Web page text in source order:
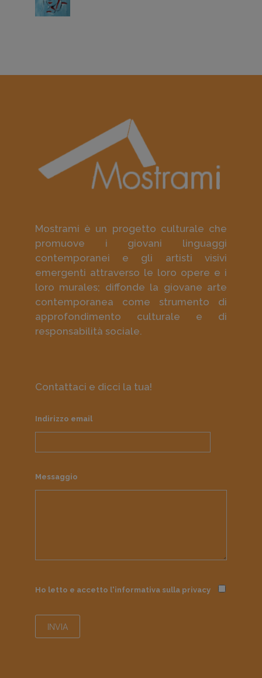
Mostrami è un progetto culturale che
promuove i giovani linguaggi
contemporanei e gli artisti visivi
emergenti attraverso le loro opere e i
loro murales; diffonde la giovane arte
contemporanea come strumento di
approfondimento culturale e di
responsabilità sociale.
Contattaci e dicci la tua!
Indirizzo email
Messaggio
Ho letto e accetto l'informativa sulla privacy